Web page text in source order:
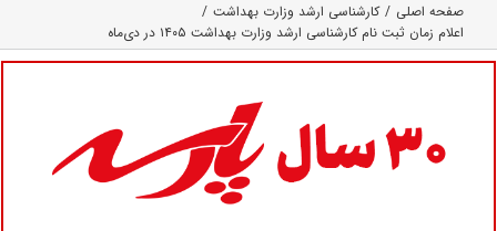
صفحه اصلی
کارشناسی ارشد وزارت بهداشت
اعلام زمان ثبت نام کارشناسی ارشد وزارت بهداشت ۱۴۰۵ در دی‌ماه